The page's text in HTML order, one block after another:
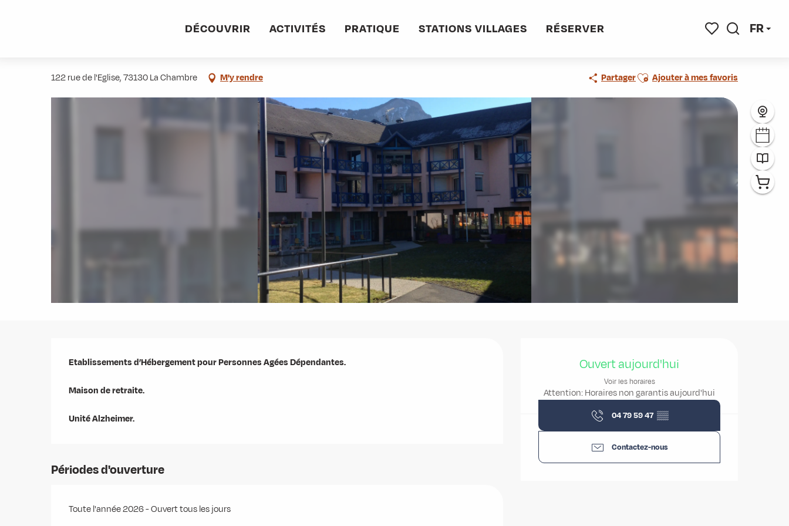
FR
DÉCOUVRIR ACTIVITÉS PRATIQUE STATIONS VILLAGES RÉSERVER
122 rue de l'Eglise, 73130 La Chambre M'y rendre PartagerAjouter aux favoris
Ajouter à mes favoris
Ouverture et coordonnées
Ouvert aujourd'hui
Voir les horaires
Attention: Horaires non garantis aujourd'hui
04 79 59 47 ▒▒
Contactez-nous
Description
Etablissements d’Hébergement pour Personnes Agées Dépendantes.
Maison de retraite.
Unité Alzheimer.
Périodes d'ouverture
Toute l'année 2026 - Ouvert tous les jours